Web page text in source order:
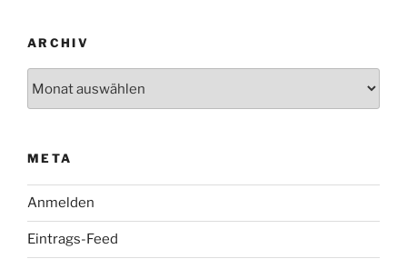
ARCHIV
META
Anmelden
Eintrags-Feed